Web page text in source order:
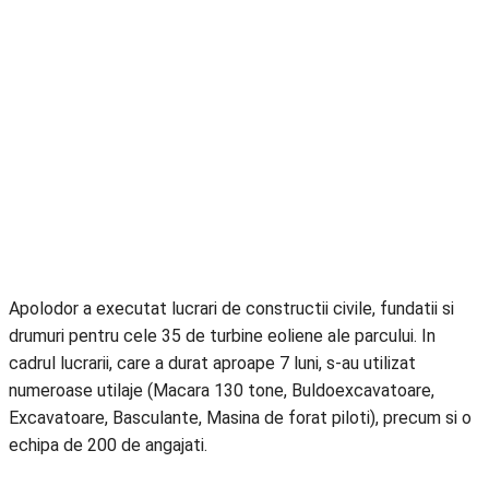
Apolodor a executat lucrari de constructii civile, fundatii si
drumuri pentru cele 35 de turbine eoliene ale parcului. In
cadrul lucrarii, care a durat aproape 7 luni, s-au utilizat
numeroase utilaje (Macara 130 tone, Buldoexcavatoare,
Excavatoare, Basculante, Masina de forat piloti), precum si o
echipa de 200 de angajati.